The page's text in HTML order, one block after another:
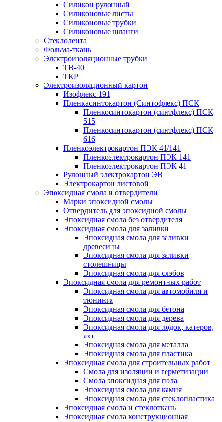
Силикон рулонный
Силиконовые листы
Силиконовые трубки
Силиконовые шланги
Стеклолента
Фольма-ткань
Электроизоляционные трубки
ТВ-40
ТКР
Электроизоляционный картон
Изофлекс 191
Пленкасинтокартон (Синтофлекс) ПСК
Пленкосинтокартон (синтфлекс) ПСК
515
Пленкосинтокартон (синтфлекс) ПСК
616
Пленкоэлектрокартон ПЭК 41/141
Пленкоэлектрокартон ПЭК 141
Пленкоэлектрокартон ПЭК 41
Рулонный электрокартон ЭВ
Электрокартон листовой
Эпоксидная смола и отвердители
Марки эпоксидной смолы
Отвердитель для эпоксидной смолы
Эпоксидная смола без отвердителя
Эпоксидная смола для заливки
Эпоксидная смола для заливки
древесины
Эпоксидная смола для заливки
столешницы
Эпоксидная смола для слэбов
Эпоксидная смола для ремонтных работ
Эпоксидная смола для автомобиля и
тюнинга
Эпоксидная смола для бетона
Эпоксидная смола для дерева
Эпоксидная смола для лодок, катеров,
яхт
Эпоксидная смола для металла
Эпоксидная смола для пластика
Эпоксидная смола для строительных работ
Смола для изоляции и герметизации
Смола эпоксидная для пола
Эпоксидная смола для камня
Эпоксидная смола для стеклопластика
Эпоксидная смола и стеклоткань
Эпоксидная смола конструкционная